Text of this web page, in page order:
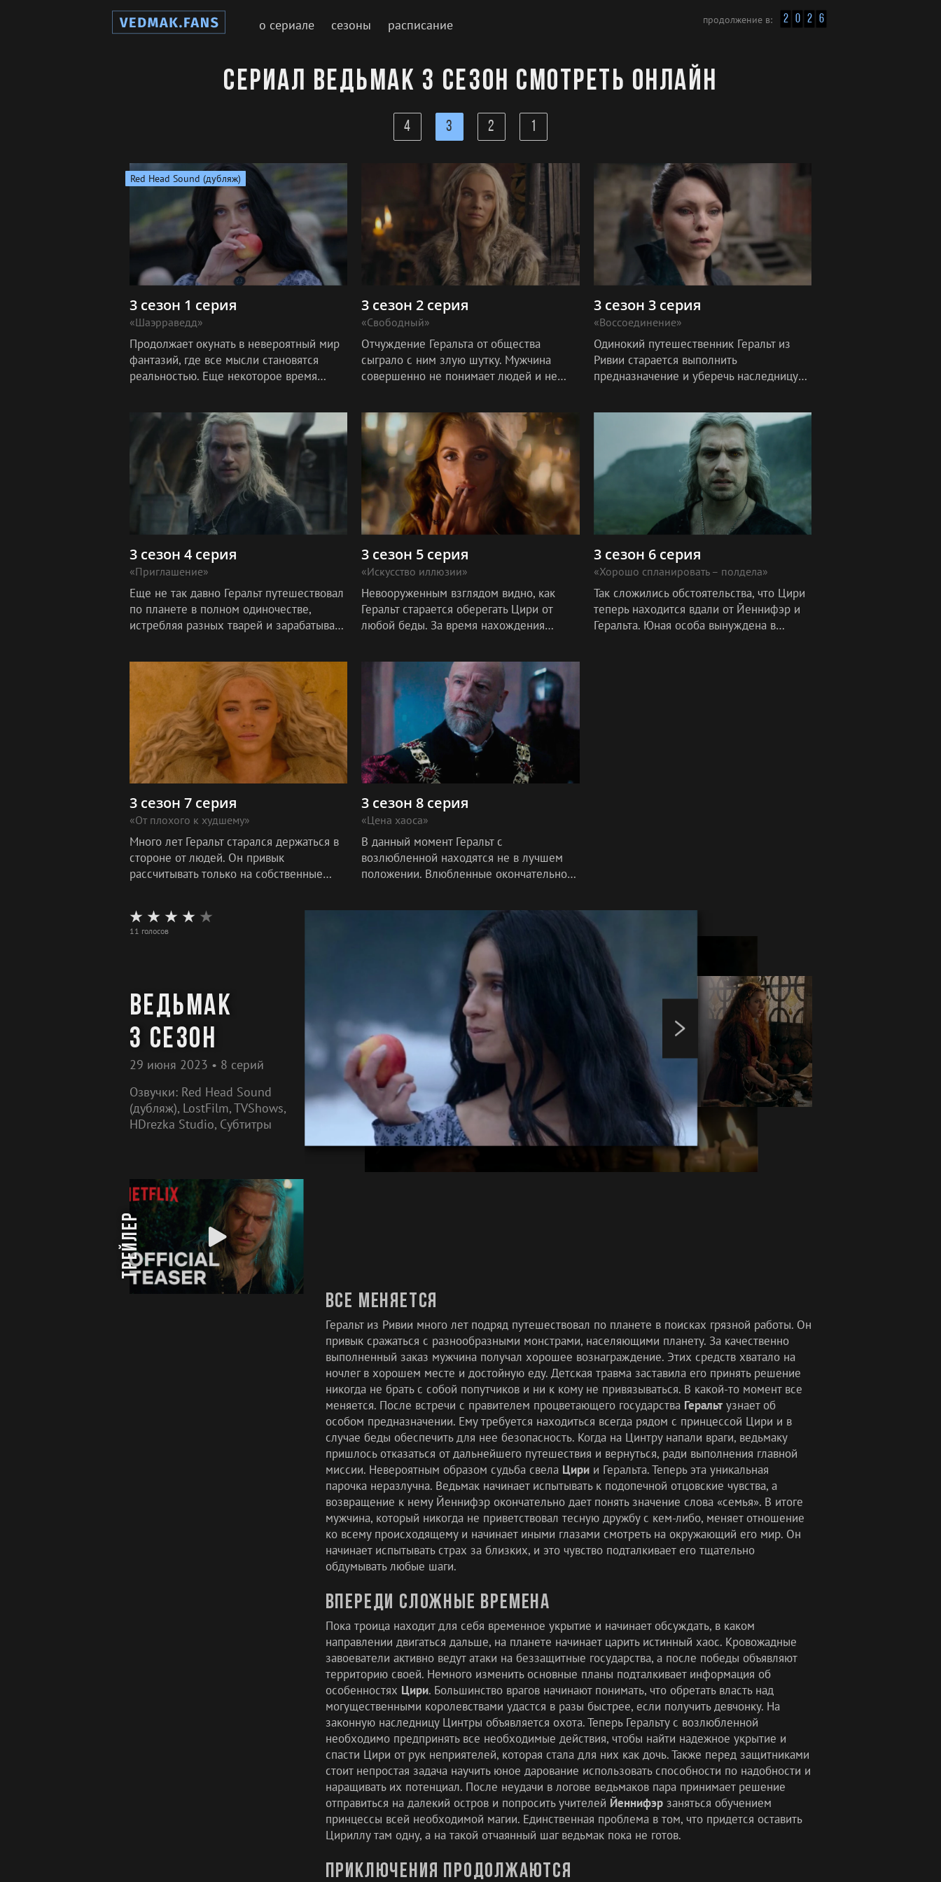
о сериале сезоны расписание продолжение в: 2 0 2 6
Сериал Ведьмак 3 сезон смотреть онлайн
4 3 2 1
Red Head Sound (дубляж)
3 сезон 1 серия
«Шаэрраведд»
Продолжает окунать в невероятный мир
фантазий, где все мысли становятся
реальностью. Еще некоторое время
3 сезон 2 серия
«Свободный»
Отчуждение Геральта от общества
сыграло с ним злую шутку. Мужчина
совершенно не понимает людей и не
доверялся тем
3 сезон 3 серия
«Воссоединение»
Одинокий путешественник Геральт из
Ривии старается выполнить
предназначение и уберечь наследницу
3 сезон 4 серия
«Приглашение»
Еще не так давно Геральт путешествовал
по планете в полном одиночестве,
истребляя разных тварей и зарабатывая,
3 сезон 5 серия
«Искусство иллюзии»
Невооруженным взглядом видно, как
Геральт старается оберегать Цири от
любой беды. За время нахождения
3 сезон 6 серия
«Хорошо спланировать – полдела»
Так сложились обстоятельства, что Цири
теперь находится вдали от Йеннифэр и
Геральта. Юная особа вынуждена в
3 сезон 7 серия
«От плохого к худшему»
Много лет Геральт старался держаться в
стороне от людей. Он привык
рассчитывать только на собственные
прив
3 сезон 8 серия
«Цена хаоса»
В данный момент Геральт с
возлюбленной находятся не в лучшем
положении. Влюбленные окончательно
Ведьмак
3 сезон
29 июня 2023 • 8 серий
Озвучки: Red Head Sound
(дубляж), LostFilm, TVShows,
HDrezka Studio, Субтитры
11 голосов
трейлер
Все меняется
Геральт из Ривии много лет подряд путешествовал по планете в поисках грязной работы. Он
привык сражаться с разнообразными монстрами, населяющими планету. За качественно
выполненный заказ мужчина получал хорошее вознаграждение. Этих средств хватало на
ночлег в хорошем месте и достойную еду. Детская травма заставила его принять решение
никогда не брать с собой попутчиков и ни к кому не привязываться. В какой-то момент все
меняется. После встречи с правителем процветающего государства Геральтузнает об
особом предназначении. Ему требуется находиться всегда рядом с принцессой Цири и в
случае беды обеспечить для нее безопасность. Когда на Цинтру напали враги, ведьмаку
пришлось отказаться от дальнейшего путешествия и вернуться, ради выполнения главной
миссии. Невероятным образом судьба свела Цирии Геральта. Теперь эта уникальная
парочка неразлучна. Ведьмак начинает испытывать к подопечной отцовские чувства, а
возвращение к нему Йеннифэр окончательно дает понять значение слова «семья». В итоге
мужчина, который никогда не приветствовал тесную дружбу с кем-либо, меняет отношение
ко всему происходящему и начинает иными глазами смотреть на окружающий его мир. Он
начинает испытывать страх за близких, и это чувство подталкивает его тщательно
обдумывать любые шаги.
Впереди сложные времена
Пока троица находит для себя временное укрытие и начинает обсуждать, в каком
направлении двигаться дальше, на планете начинает царить истинный хаос. Кровожадные
завоеватели активно ведут атаки на беззащитные государства, а после победы объявляют
территорию своей. Немного изменить основные планы подталкивает информация об
особенностях Цири. Большинство врагов начинают понимать, что обретать власть над
могущественными королевствами удастся в разы быстрее, если получить девчонку. На
законную наследницу Цинтры объявляется охота. Теперь Геральту с возлюбленной
необходимо предпринять все необходимые действия, чтобы найти надежное укрытие и
спасти Цири от рук неприятелей, которая стала для них как дочь. Также перед защитниками
стоит непростая задача научить юное дарование использовать способности по надобности и
наращивать их потенциал. После неудачи в логове ведьмаков пара принимает решение
отправиться на далекий остров и попросить учителей Йеннифэрзаняться обучением
принцессы всей необходимой магии. Единственная проблема в том, что придется оставить
Цириллу там одну, а на такой отчаянный шаг ведьмак пока не готов.
Приключения продолжаются